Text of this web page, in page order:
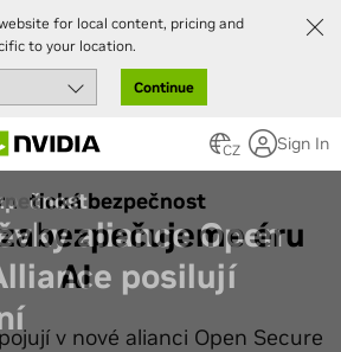
for local content, pricing and
to your location.
Continue
CZ Sign In
bezpečnost
éru
AI
v nové alianci Open Secure